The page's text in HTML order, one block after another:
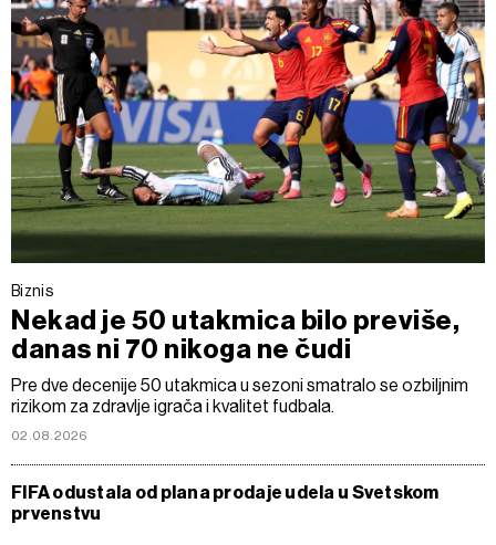
Biznis
Nekad je 50 utakmica bilo previše,
danas ni 70 nikoga ne čudi
Pre dve decenije 50 utakmica u sezoni smatralo se ozbiljnim
rizikom za zdravlje igrača i kvalitet fudbala.
02.08.2026
FIFA odustala od plana prodaje udela u Svetskom
prvenstvu